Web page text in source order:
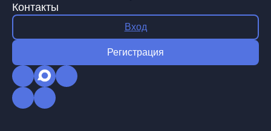
Контакты
Вход
Регистрация